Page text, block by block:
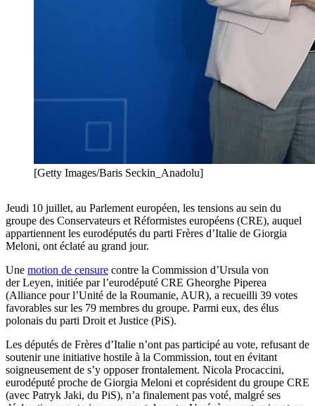
[Getty Images/Baris Seckin_Anadolu]
Jeudi 10 juillet, au Parlement européen, les tensions au sein du
groupe des Conservateurs et Réformistes européens (CRE), auquel
appartiennent les eurodéputés du parti Frères d’Italie de Giorgia
Meloni, ont éclaté au grand jour.
Une motion de censure contre la Commission d’Ursula von
der Leyen, initiée par l’eurodéputé CRE Gheorghe Piperea
(Alliance pour l’Unité de la Roumanie, AUR), a recueilli 39 votes
favorables sur les 79 membres du groupe. Parmi eux, des élus
polonais du parti Droit et Justice (PiS).
Les députés de Frères d’Italie n’ont pas participé au vote, refusant de
soutenir une initiative hostile à la Commission, tout en évitant
soigneusement de s’y opposer frontalement. Nicola Procaccini,
eurodéputé proche de Giorgia Meloni et coprésident du groupe CRE
(avec Patryk Jaki, du PiS), n’a finalement pas voté, malgré ses